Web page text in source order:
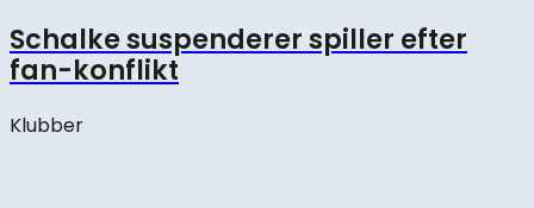
Schalke suspenderer spiller efter
fan-konflikt
Klubber